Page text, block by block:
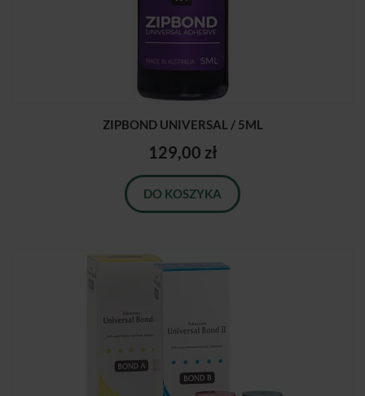
ZIPBOND UNIVERSAL / 5ML
129,00 zł
DO KOSZYKA